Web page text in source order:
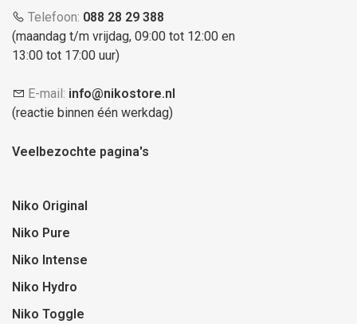
Telefoon: 088 28 29 388
(maandag t/m vrijdag, 09:00 tot 12:00 en
13:00 tot 17:00 uur)
E-mail: info@nikostore.nl
(reactie binnen één werkdag)
Veelbezochte pagina's
Niko Original
Niko Pure
Niko Intense
Niko Hydro
Niko Toggle